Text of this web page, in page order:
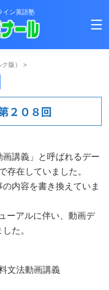
イン英語塾
版） >
２０８回
講義」と呼ばれるデー
存在していました。
内容を書き換えていま
ーアルに伴い、動画デ
た。
文法動画講義